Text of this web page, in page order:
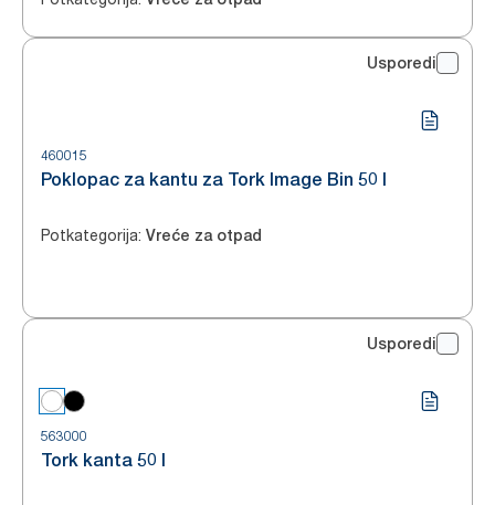
Usporedi
460015
Poklopac za kantu za Tork Image Bin 50 l
Potkategorija: Vreće za otpad
Usporedi
563000
Tork kanta 50 l